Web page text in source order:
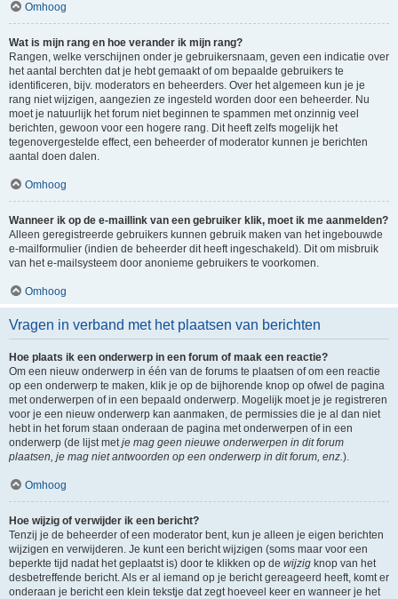
Omhoog
Wat is mijn rang en hoe verander ik mijn rang?
Rangen, welke verschijnen onder je gebruikersnaam, geven een indicatie over
het aantal berchten dat je hebt gemaakt of om bepaalde gebruikers te
identificeren, bijv. moderators en beheerders. Over het algemeen kun je je
rang niet wijzigen, aangezien ze ingesteld worden door een beheerder. Nu
moet je natuurlijk het forum niet beginnen te spammen met onzinnig veel
berichten, gewoon voor een hogere rang. Dit heeft zelfs mogelijk het
tegenovergestelde effect, een beheerder of moderator kunnen je berichten
aantal doen dalen.
Omhoog
Wanneer ik op de e-maillink van een gebruiker klik, moet ik me aanmelden?
Alleen geregistreerde gebruikers kunnen gebruik maken van het ingebouwde
e-mailformulier (indien de beheerder dit heeft ingeschakeld). Dit om misbruik
van het e-mailsysteem door anonieme gebruikers te voorkomen.
Omhoog
Vragen in verband met het plaatsen van berichten
Hoe plaats ik een onderwerp in een forum of maak een reactie?
Om een nieuw onderwerp in één van de forums te plaatsen of om een reactie
op een onderwerp te maken, klik je op de bijhorende knop op ofwel de pagina
met onderwerpen of in een bepaald onderwerp. Mogelijk moet je je registreren
voor je een nieuw onderwerp kan aanmaken, de permissies die je al dan niet
hebt in het forum staan onderaan de pagina met onderwerpen of in een
onderwerp (de lijst metje mag geen nieuwe onderwerpen in dit forum
plaatsen, je mag niet antwoorden op een onderwerp in dit forum, enz.).
Omhoog
Hoe wijzig of verwijder ik een bericht?
Tenzij je de beheerder of een moderator bent, kun je alleen je eigen berichten
wijzigen en verwijderen. Je kunt een bericht wijzigen (soms maar voor een
beperkte tijd nadat het geplaatst is) door te klikken op de wijzig knop van het
desbetreffende bericht. Als er al iemand op je bericht gereageerd heeft, komt er
onderaan je bericht een klein tekstje dat zegt hoeveel keer en wanneer je het